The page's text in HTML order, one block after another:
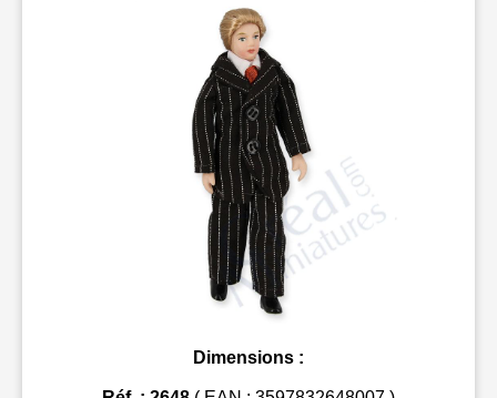
Dimensions :